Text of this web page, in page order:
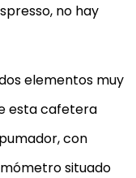
no hay
elementos muy
esta cafetera
con
situado